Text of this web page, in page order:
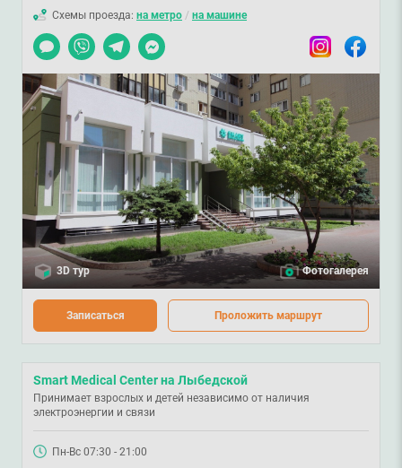
Схемы проезда: на метро / на машине
Чат
Viber TelegramMessenger InstagramFacebook
3D тур Фотогалерея
Записаться Проложить маршрут
Smart Medical Center на Лыбедской
Принимает взрослых и детей независимо от наличия
электроэнергии и связи
Пн-Вс 07:30 - 21:00